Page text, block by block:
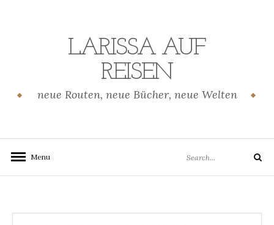
LARISSA AUF
REISEN
neue Routen, neue Bücher, neue Welten
Menu
for:
Search